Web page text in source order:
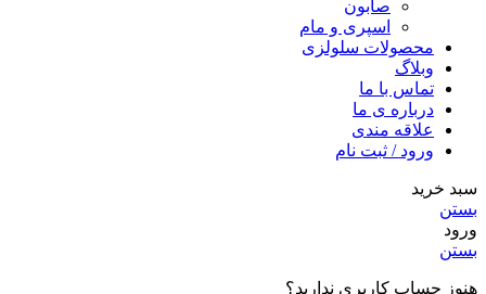
صابون
اسپری و مام
محصولات سلولزی
وبلاگ
تماس با ما
درباره ی ما
علاقه مندی
ورود / ثبت نام
سبد خرید
بستن
ورود
بستن
هنوز حساب کاربری ندارید؟